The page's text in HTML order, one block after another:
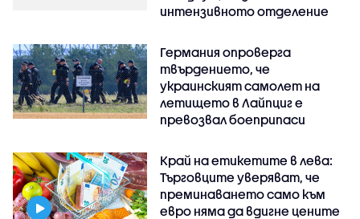
интензивното отделение
Германия опроверга
твърдението, че
украинският самолет на
летището в Лайпциг е
превозвал боеприпаси
Край на етикетите в лева:
Търговците уверяват, че
преминаването само към
евро няма да вдигне цените